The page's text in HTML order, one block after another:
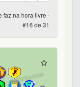
faz na hora livre -
#16 de 31